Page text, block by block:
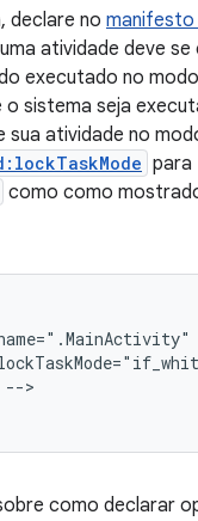
declare no
atividade deve
executado no
sistema seja
atividade no
para
como como
-->
como declarar